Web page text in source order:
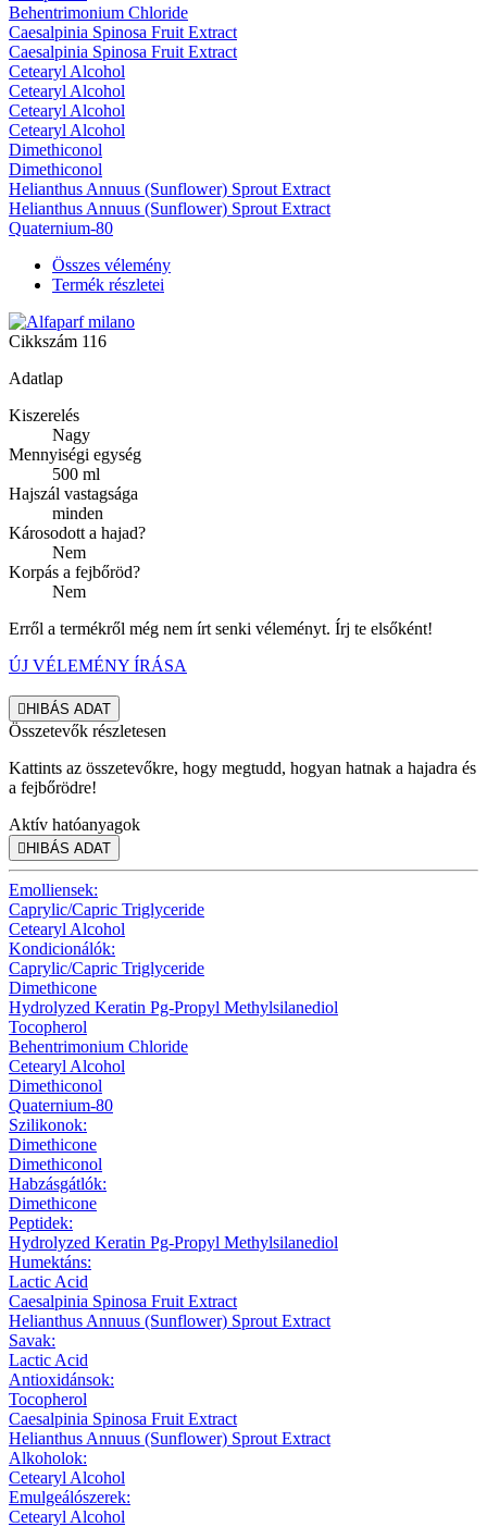
Behentrimonium Chloride
Caesalpinia Spinosa Fruit Extract
Caesalpinia Spinosa Fruit Extract
Cetearyl Alcohol
Cetearyl Alcohol
Cetearyl Alcohol
Cetearyl Alcohol
Dimethiconol
Dimethiconol
Helianthus Annuus (Sunflower) Sprout Extract
Helianthus Annuus (Sunflower) Sprout Extract
Quaternium-80
Összes vélemény
Termék részletei
Cikkszám 116
Adatlap
Kiszerelés
Nagy
Mennyiségi egység
500 ml
Hajszál vastagsága
minden
Károsodott a hajad?
Nem
Korpás a fejbőröd?
Nem
Erről a termékről még nem írt senki véleményt. Írj te elsőként!
ÚJ VÉLEMÉNY ÍRÁSA
HIBÁS ADAT
Összetevők részletesen
Kattints az összetevőkre, hogy megtudd, hogyan hatnak a hajadra és
a fejbőrödre!
Aktív hatóanyagok
HIBÁS ADAT
Emolliensek:
Caprylic/Capric Triglyceride
Cetearyl Alcohol
Kondicionálók:
Caprylic/Capric Triglyceride
Dimethicone
Hydrolyzed Keratin Pg-Propyl Methylsilanediol
Tocopherol
Behentrimonium Chloride
Cetearyl Alcohol
Dimethiconol
Quaternium-80
Szilikonok:
Dimethicone
Dimethiconol
Habzásgátlók:
Dimethicone
Peptidek:
Hydrolyzed Keratin Pg-Propyl Methylsilanediol
Humektáns:
Lactic Acid
Caesalpinia Spinosa Fruit Extract
Helianthus Annuus (Sunflower) Sprout Extract
Savak:
Lactic Acid
Antioxidánsok:
Tocopherol
Caesalpinia Spinosa Fruit Extract
Helianthus Annuus (Sunflower) Sprout Extract
Alkoholok:
Cetearyl Alcohol
Emulgeálószerek:
Cetearyl Alcohol